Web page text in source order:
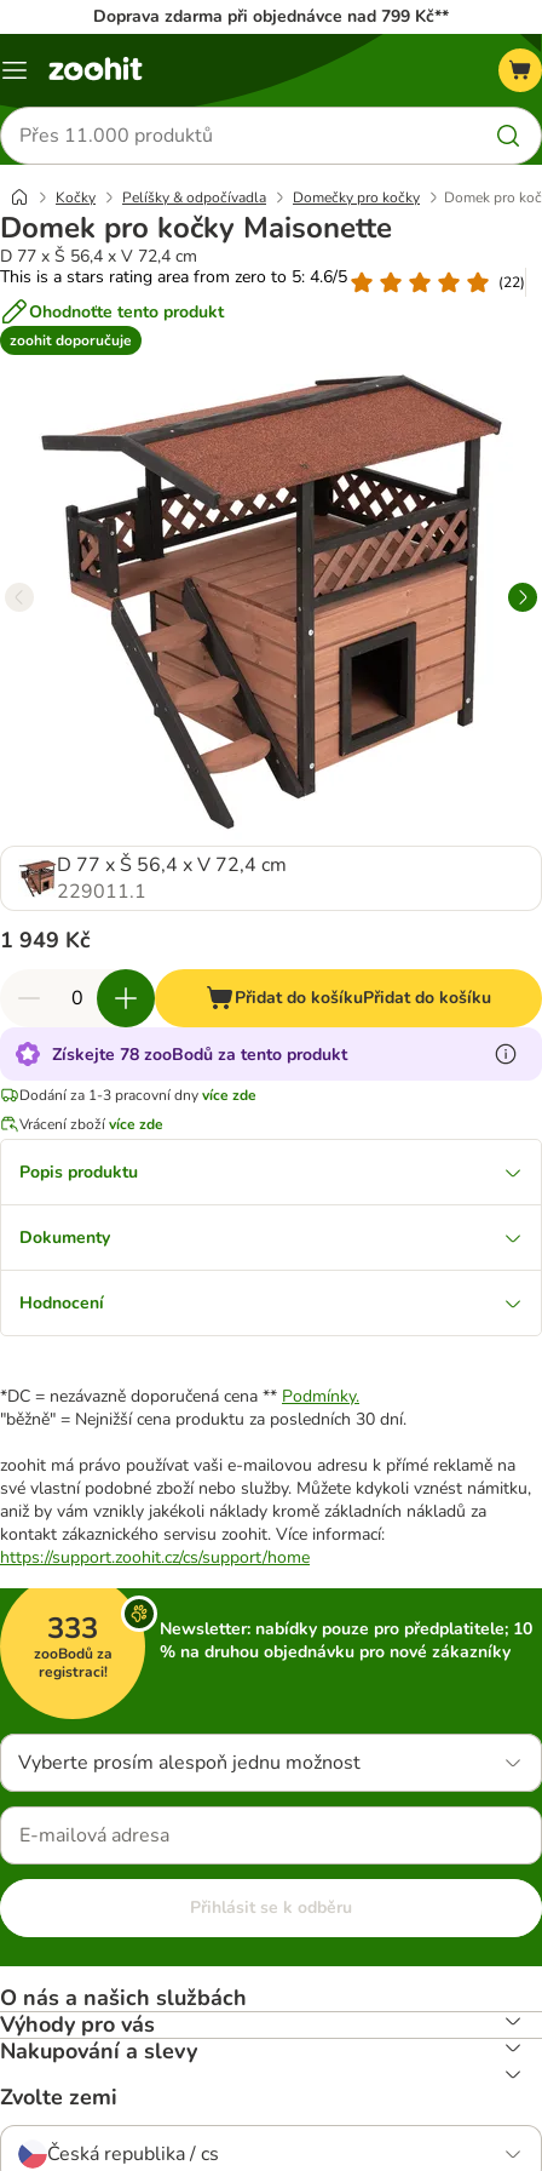
Doprava zdarma při objednávce nad 799 Kč**
Menu
Hledat
produkty
Kočky Pelíšky & odpočívadla Domečky pro kočky Domek pro
Domek pro kočky Maisonette
D 77 x Š 56,4 x V 72,4 cm
This is a stars rating area from zero to 5: 4.6/5
(22)
Ohodnoťte tento produkt
zoohit doporučuje
D 77 x Š 56,4 x V 72,4 cm
229011.1
1 949 Kč
Přidat do košíkuPřidat do košíku
Získejte 78 zooBodů za tento produkt
Dodání za 1-3 pracovní dnyvíce zde
Vrácení zbožívíce zde
Popis produktu
Dokumenty
Hodnocení
*DC = nezávazně doporučená cena ** Podmínky.
"běžně" = Nejnižší cena produktu za posledních 30 dní.
zoohit má právo používat vaši e-mailovou adresu k přímé reklamě na
své vlastní podobné zboží nebo služby. Můžete kdykoli vznést námitku,
aniž by vám vznikly jakékoli náklady kromě základních nákladů za
kontakt zákaznického servisu zoohit. Více informací:
https://support.zoohit.cz/cs/support/home
333
zooBodů za
registraci!
Newsletter: nabídky pouze pro předplatitele; 10
% na druhou objednávku pro nové zákazníky
Vyberte prosím alespoň jednu možnost
Přihlásit se k odběru
O nás a našich službách
Výhody pro vás
Nakupování a slevy
Zvolte zemi
Česká republika / cs